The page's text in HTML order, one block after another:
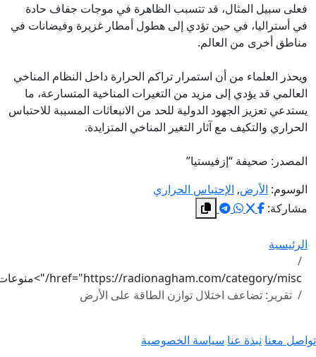
فعلى سبيل المثال، قد تتسبب الظاهرة في موجات جفاف حادة
في أستراليا، في حين تؤدي إلى هطول أمطار غزيرة وفيضانات في
مناطق أخرى من العالم.
ويحذر العلماء من أن استمرار تراكم الحرارة داخل النظام المناخي
العالمي قد يؤدي إلى مزيد من التغيرات المناخية المتسارعة، ما
يستدعي تعزيز الجهود الدولية للحد من الانبعاثات المسببة للاحتباس
الحراري والتكيف مع آثار التغير المناخي المتزايدة.
المصدر: صحيفة “إزفيستيا”
الوسوم: الأرض, الإحتباس الحراري
مشاركة:
الرئيسية
href="https://radionagham.com/category/misc/">منوعات
تقرير: تضاعف اختلال توازن الطاقة على الأرض
معنا نبذة عنا سياسة الخصوصية